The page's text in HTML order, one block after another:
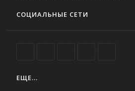
СОЦИАЛЬНЫЕ СЕТИ
ЕЩЕ...